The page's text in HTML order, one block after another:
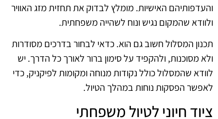
והעדפותיהם האישיות. מומלץ לבדוק את תחזית מזג האוויר
ולוודא שהמקום נגיש ונוח לשהייה משפחתית.
תכנון המסלול חשוב גם הוא. כדאי לבחור בדרכים מסודרות
ולא מסוכנות, ולהקפיד על סימון ברור לאורך כל הדרך. יש
לוודא שהמסלול כולל נקודות מנוחה ומקומות לפיקניק, כדי
לאפשר הפסקות נוחות במהלך הטיול.
ציוד חיוני לטיול משפחתי